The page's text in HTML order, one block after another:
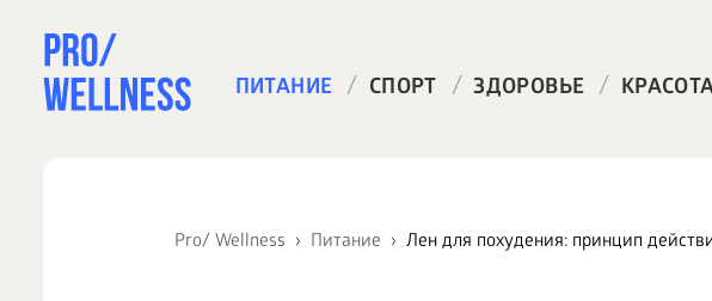
ПИТАНИЕ / СПОРТ / ЗДОРОВЬЕ /
Pro/ Wellness Питание Лен для похудения: принцип